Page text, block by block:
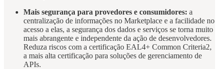
Mais segurança para provedores e consumidores: a
centralização de informações no Marketplace e a facilidade no
acesso a elas, a segurança dos dados e serviços se torna muito
mais abrangente e independente da ação de desenvolvedores.
Reduza riscos com a certificação EAL4+ Common Criteria2,
a mais alta certificação para soluções de gerenciamento de
APIs.